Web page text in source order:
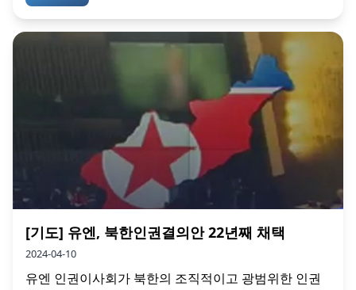
[기도] 유엔, 북한인권결의안 22년째 채택
2024-04-10
유엔 인권이사회가 북한의 조직적이고 광범위한 인권